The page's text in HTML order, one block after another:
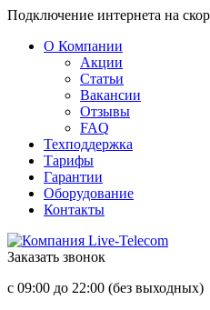
Подключение интернета на
О Компании
Акции
Статьи
Вакансии
Отзывы
FAQ
Техподдержка
Тарифы
Гарантии
Оборудование
Контакты
Заказать звонок
с 09:00 до 22:00 (без выходных)